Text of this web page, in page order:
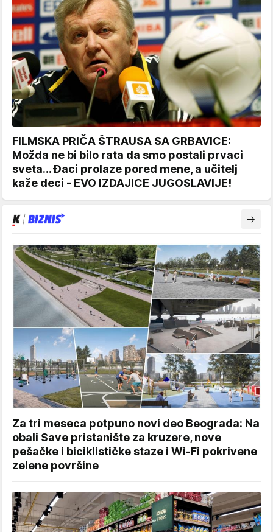
FILMSKA PRIČA ŠTRAUSA SA GRBAVICE:
Možda ne bi bilo rata da smo postali prvaci
sveta... Đaci prolaze pored mene, a učitelj
kaže deci - EVO IZDAJICE JUGOSLAVIJE!
Za tri meseca potpuno novi deo Beograda: Na
obali Save pristanište za kruzere, nove
pešačke i biciklističke staze i Wi-Fi pokrivene
zelene površine